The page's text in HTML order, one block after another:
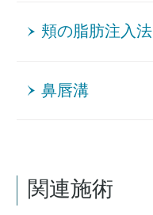
頬の脂肪注入法
鼻唇溝
関連施術